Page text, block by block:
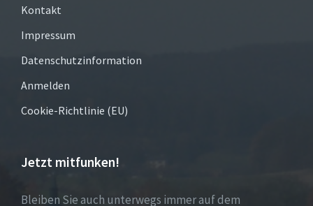
Kontakt
Impressum
Datenschutzinformation
Anmelden
Cookie-Richtlinie (EU)
Jetzt mitfunken!
Bleiben Sie auch unterwegs immer auf dem